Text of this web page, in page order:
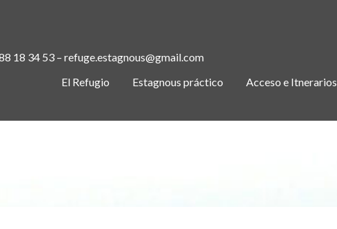
18 34 53 – refuge.estagnous@gmail.com
El Refugio
Estagnous práctico Acceso e Itnerarios